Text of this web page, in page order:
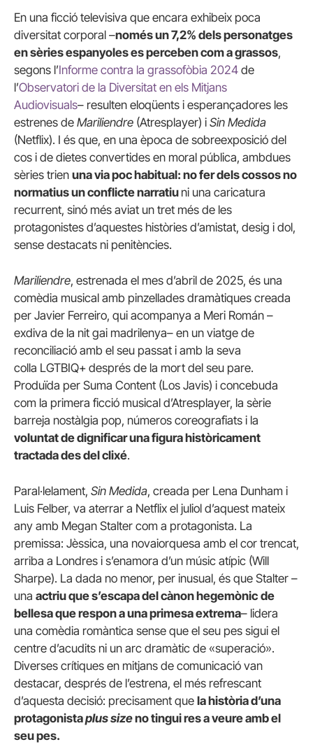
En una ficció televisiva que encara exhibeix poca
diversitat corporal –només un 7,2% dels personatges
en sèries espanyoles es perceben com a grassos,
segons l’Informe contra la grassofòbia 2024 de
l’Observatori de la Diversitat en els Mitjans
Audiovisuals– resulten eloqüents i esperançadores les
estrenes de Mariliendre (Atresplayer) i Sin Medida
(Netflix). I és que, en una època de sobreexposició del
cos i de dietes convertides en moral pública, ambdues
sèries trien una via poc habitual: no fer dels cossos no
normatius un conflicte narratiu ni una caricatura
recurrent, sinó més aviat un tret més de les
protagonistes d’aquestes històries d’amistat, desig i dol,
sense destacats ni penitències.
Mariliendre, estrenada el mes d’abril de 2025, és una
comèdia musical amb pinzellades dramàtiques creada
per Javier Ferreiro, qui acompanya a Meri Román –
exdiva de la nit gai madrilenya– en un viatge de
reconciliació amb el seu passat i amb la seva
colla LGTBIQ+ després de la mort del seu pare.
Produïda per Suma Content (Los Javis) i concebuda
com la primera ficció musical d’Atresplayer, la sèrie
barreja nostàlgia pop, números coreografiats i la
voluntat de dignificar una figura històricament
tractada des del clixé.
Paral·lelament, Sin Medida, creada per Lena Dunham i
Luis Felber, va aterrar a Netflix el juliol d’aquest mateix
any amb Megan Stalter com a protagonista. La
premissa: Jèssica, una novaiorquesa amb el cor trencat,
arriba a Londres i s’enamora d’un músic atípic (Will
Sharpe). La dada no menor, per inusual, és que Stalter –
una actriu que s’escapa del cànonhegemònic de
bellesa que respon a una primesa extrema– lidera
una comèdia romàntica sense que el seu pes sigui el
centre d’acudits ni un arc dramàtic de «superació».
Diverses crítiques en mitjans de comunicació van
destacar, després de l’estrena, el més refrescant
d’aquesta decisió: precisament que la història d’una
protagonistaplus sizeno tingui res a veure amb el
seu pes.